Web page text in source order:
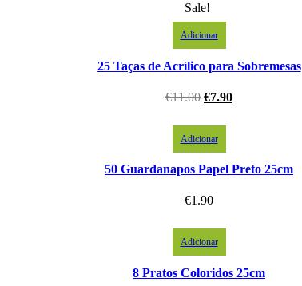
Sale!
Adicionar
25 Taças de Acrílico para Sobremesas
€11.00 €7.90
Adicionar
50 Guardanapos Papel Preto 25cm
€1.90
Adicionar
8 Pratos Coloridos 25cm